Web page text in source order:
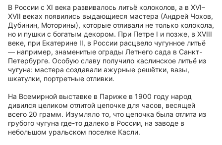
В России с XI века развивалось литьё колоколов, а в XVI–
XVII веках появились выдающиеся мастера (Андрей Чохов,
Дубинин, Моторины), которые отливали не только колокола,
но и пушки с богатым декором. При Петре I и позже, в XVIII
веке, при Екатерине II, в России расцвело чугунное литьё
— например, знаменитые ограды Летнего сада в Санкт-
Петербурге. Особую славу получило каслинское литьё из
чугуна: мастера создавали ажурные решётки, вазы,
шкатулки, портретные отливки.
На Всемирной выставке в Париже в 1900 году народ
дивился целиком отлитой цепочке для часов, весящей
всего 20 грамм. Изумляло то, что цепочка была отлита из
грубого чугуна где-то далеко в России, на заводе в
небольшом уральском поселке Касли.